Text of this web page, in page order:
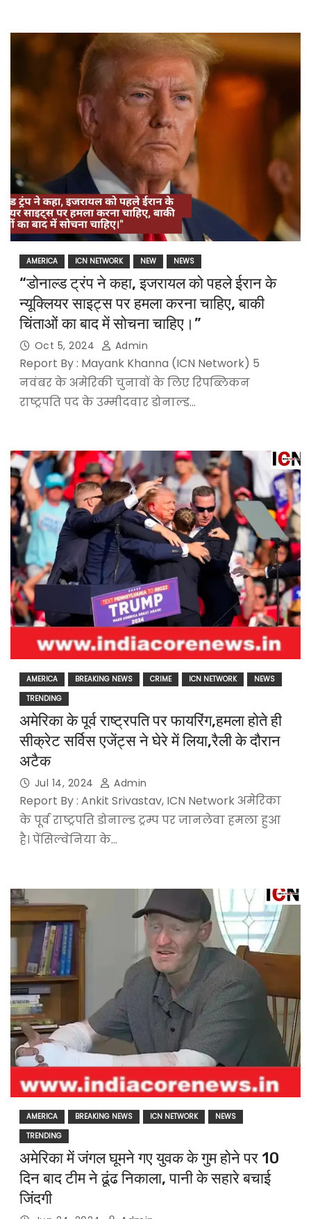
AMERICA ICN NETWORK NEW NEWS
“डोनाल्ड ट्रंप ने कहा, इजरायल को पहले ईरान के
न्यूक्लियर साइट्स पर हमला करना चाहिए, बाकी
चिंताओं का बाद में सोचना चाहिए।”
Oct 5, 2024 Admin
Report By : Mayank Khanna (ICN Network) 5
नवंबर के अमेरिकी चुनावों के लिए रिपब्लिकन
राष्ट्रपति पद के उम्मीदवार डोनाल्ड…
AMERICA BREAKING NEWS CRIME ICN NETWORK
NEWS
TRENDING
अमेरिका के पूर्व राष्ट्रपति पर फायरिंग,हमला होते ही
सीक्रेट सर्विस एजेंट्स ने घेरे में लिया,रैली के दौरान
अटैक
Jul 14, 2024 Admin
Report By : Ankit Srivastav, ICN Network अमेरिका
के पूर्व राष्ट्रपति डोनाल्ड ट्रम्प पर जानलेवा हमला हुआ
है। पेंसिल्वेनिया के…
AMERICA BREAKING NEWS ICN NETWORK
NEWS
TRENDING
अमेरिका में जंगल घूमने गए युवक के गुम होने पर 10
दिन बाद टीम ने ढूंढ निकाला, पानी के सहारे बचाई
जिंदगी